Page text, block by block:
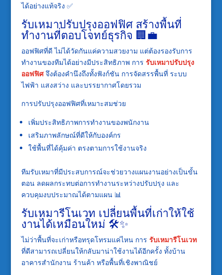
ได้อย่างแท้จริง ✅
รับเหมาปรับปรุงออฟฟิศ สร้างพื้นที่
ทำงานที่ตอบโจทย์ธุรกิจ 🏢💼
ออฟฟิศที่ดี ไม่ได้วัดกันแค่ความสวยงาม แต่ต้องรองรับการ
ทำงานของทีมได้อย่างมีประสิทธิภาพ การ รับเหมาปรับปรุง
ออฟฟิศจึงต้องคำนึงถึงทั้งฟังก์ชัน การจัดสรรพื้นที่ ระบบ
ไฟฟ้า แสงสว่าง และบรรยากาศโดยรวม
การปรับปรุงออฟฟิศที่เหมาะสมช่วย
เพิ่มประสิทธิภาพการทำงานของพนักงาน
เสริมภาพลักษณ์ที่ดีให้กับองค์กร
ใช้พื้นที่ได้คุ้มค่า ตรงตามการใช้งานจริง
ทีมรับเหมาที่มีประสบการณ์จะช่วยวางแผนงานอย่างเป็นขั้น
ตอน ลดผลกระทบต่อการทำงานระหว่างปรับปรุง และ
ควบคุมงบประมาณได้ตามแผน 📊
รับเหมารีโนเวท เปลี่ยนพื้นที่เก่าให้ใช้
งานได้เหมือนใหม่ 🛠️✨
ไม่ว่าพื้นที่จะเก่าหรือทรุดโทรมแค่ไหน การ รับเหมารีโนเวท
ที่ดีสามารถเปลี่ยนให้กลับมาน่าใช้งานได้อีกครั้ง ทั้งบ้าน
อาคารสำนักงาน ร้านค้า หรือพื้นที่เชิงพาณิชย์